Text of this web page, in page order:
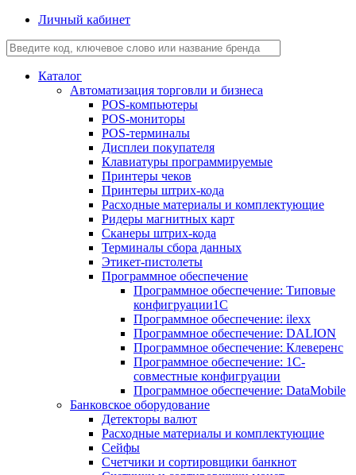
Личный кабинет
Каталог
Автоматизация торговли и бизнеса
POS-компьютеры
POS-мониторы
POS-терминалы
Дисплеи покупателя
Клавиатуры программируемые
Принтеры чеков
Принтеры штрих-кода
Расходные материалы и комплектующие
Ридеры магнитных карт
Сканеры штрих-кода
Терминалы сбора данных
Этикет-пистолеты
Программное обеспечение
Программное обеспечение: Типовые
конфигруации1С
Программное обеспечение: ilexx
Программное обеспечение: DALION
Программное обеспечение: Клеверенс
Программное обеспечение: 1С-
совместные конфигруации
Программное обеспечение: DataMobile
Банковское оборудование
Детекторы валют
Расходные материалы и комплектующие
Сейфы
Счетчики и сортировщики банкнот